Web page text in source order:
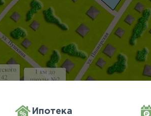
Ипотека